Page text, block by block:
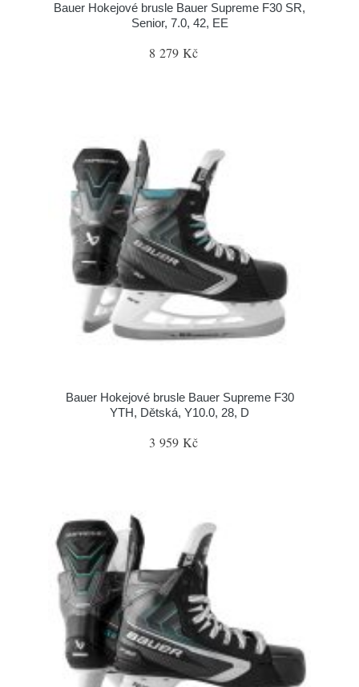
Bauer Hokejové brusle Bauer Supreme F30 SR,
Senior, 7.0, 42, EE
8 279 Kč
Bauer Hokejové brusle Bauer Supreme F30
YTH, Dětská, Y10.0, 28, D
3 959 Kč